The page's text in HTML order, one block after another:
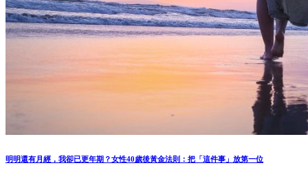
明明還有月經，我卻已更年期？女性40歲後黃金法則：把「這件事」放第一位